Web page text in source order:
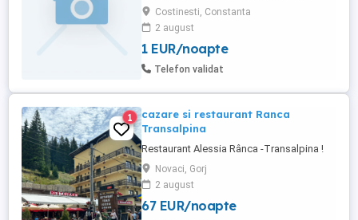
balcoana si baie private, info:
Costinesti, Constanta
2 august
1 EUR/noapte
Telefon validat
1
cazare si restaurant Ranca
Transalpina
Restaurant Alessia Rânca -Transalpina !
Novaci, Gorj
2 august
67 EUR/noapte